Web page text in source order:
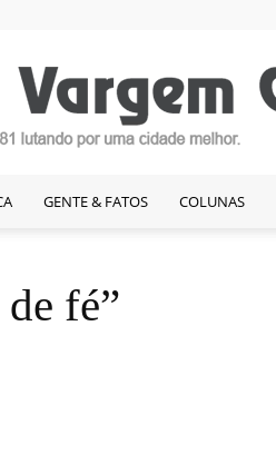
GENTE & FATOS COLUNAS
fé”